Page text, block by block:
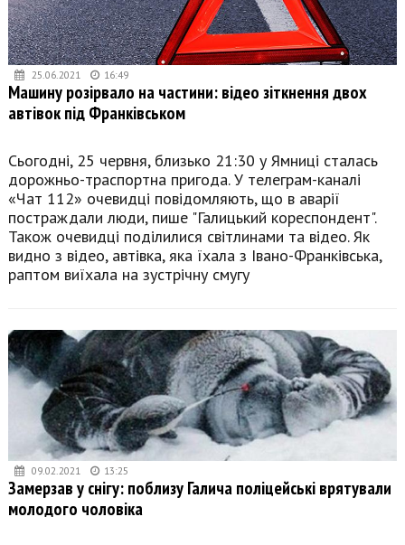
25.06.2021 16:49
Машину розірвало на частини: відео зіткнення двох
автівок під Франківськом
Сьогодні, 25 червня, близько 21:30 у Ямниці сталась
дорожньо-траспортна пригода. У телеграм-каналі
«Чат 112» очевидці повідомляють, що в аварії
постраждали люди, пише "Галицький кореспондент".
Також очевидці поділилися світлинами та відео. Як
видно з відео, автівка, яка їхала з Івано-Франківська,
раптом виїхала на зустрічну смугу
09.02.2021 13:25
Замерзав у снігу: поблизу Галича поліцейські врятували
молодого чоловіка